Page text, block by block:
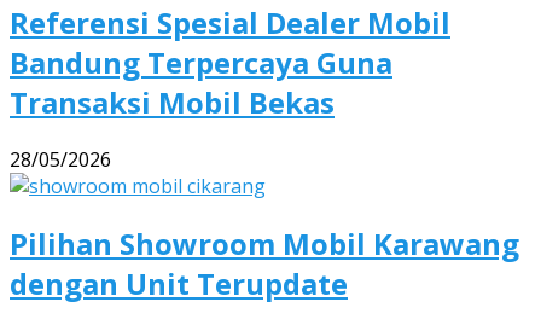
Referensi Spesial Dealer Mobil
Bandung Terpercaya Guna
Transaksi Mobil Bekas
28/05/2026
Pilihan Showroom Mobil Karawang
dengan Unit Terupdate